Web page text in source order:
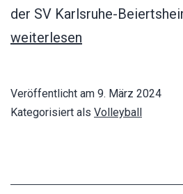
der SV Karlsruhe-
weiterlesen
Veröffentlicht am 9. März 2024
Kategorisiert als Volleyball